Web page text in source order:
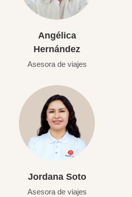
Angélica
Hernández
Asesora de viajes
Jordana Soto
Asesora de viajes